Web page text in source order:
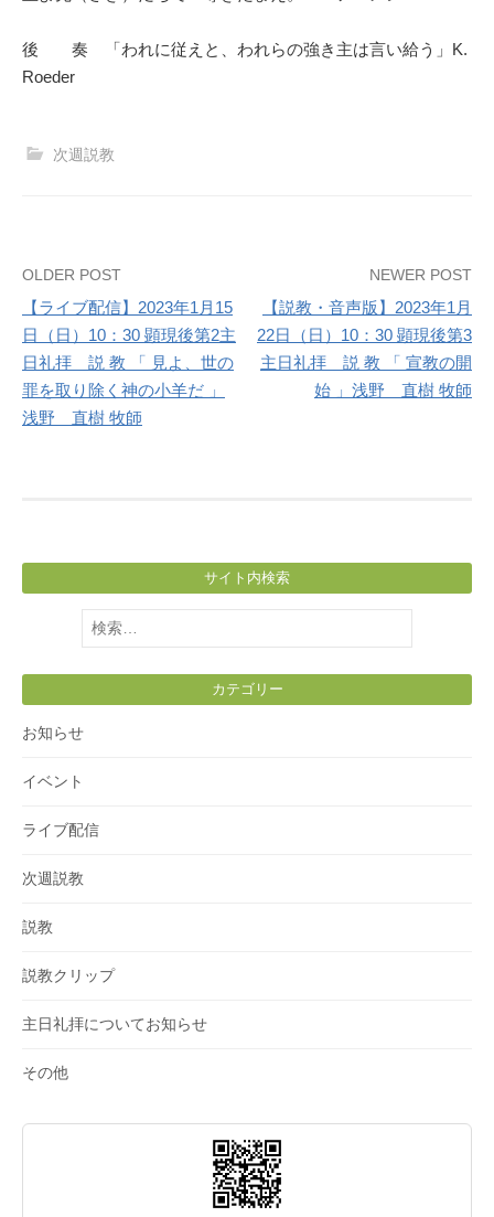
後 奏 「われに従えと、われらの強き主は言い給う」K.
Roeder
次週説教
Post
navigation
OLDER POST
【ライブ配信】2023年1月15
日（日）10：30 顕現後第2主
日礼拝 説 教 「 見よ、世の
罪を取り除く神の小羊だ 」
浅野 直樹 牧師
NEWER POST
【説教・音声版】2023年1月
22日（日）10：30 顕現後第3
主日礼拝 説 教 「 宣教の開
始 」浅野 直樹 牧師
サイト内検索
検
索:
カテゴリー
お知らせ
イベント
ライブ配信
次週説教
説教
説教クリップ
主日礼拝についてお知らせ
その他